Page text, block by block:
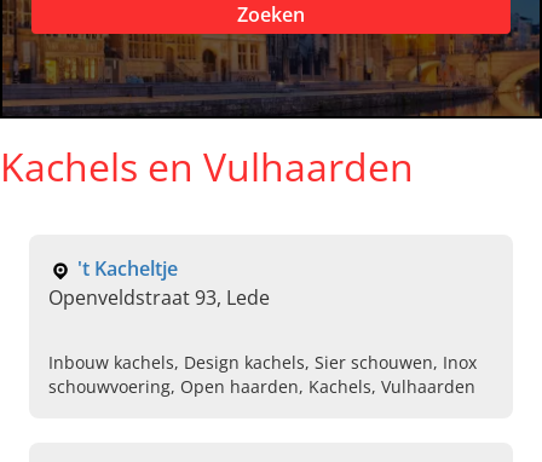
Zoeken
Kachels en Vulhaarden
't Kacheltje
Openveldstraat 93, Lede
Inbouw kachels, Design kachels, Sier schouwen, Inox
schouwvoering, Open haarden, Kachels, Vulhaarden